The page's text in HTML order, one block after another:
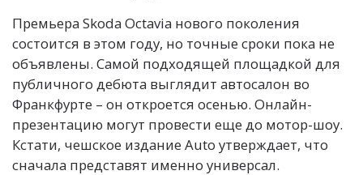
Премьера Skoda Octavia нового поколения
состоится в этом году, но точные сроки пока не
объявлены. Самой подходящей площадкой для
публичного дебюта выглядит автосалон во
Франкфурте – он откроется осенью. Онлайн-
презентацию могут провести еще до мотор-шоу.
Кстати, чешское издание Auto утверждает, что
сначала представят именно универсал.